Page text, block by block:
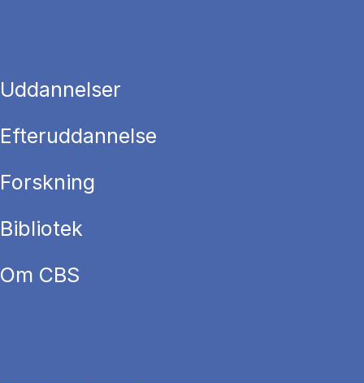
Uddannelser
Efteruddannelse
Forskning
Bibliotek
Om CBS